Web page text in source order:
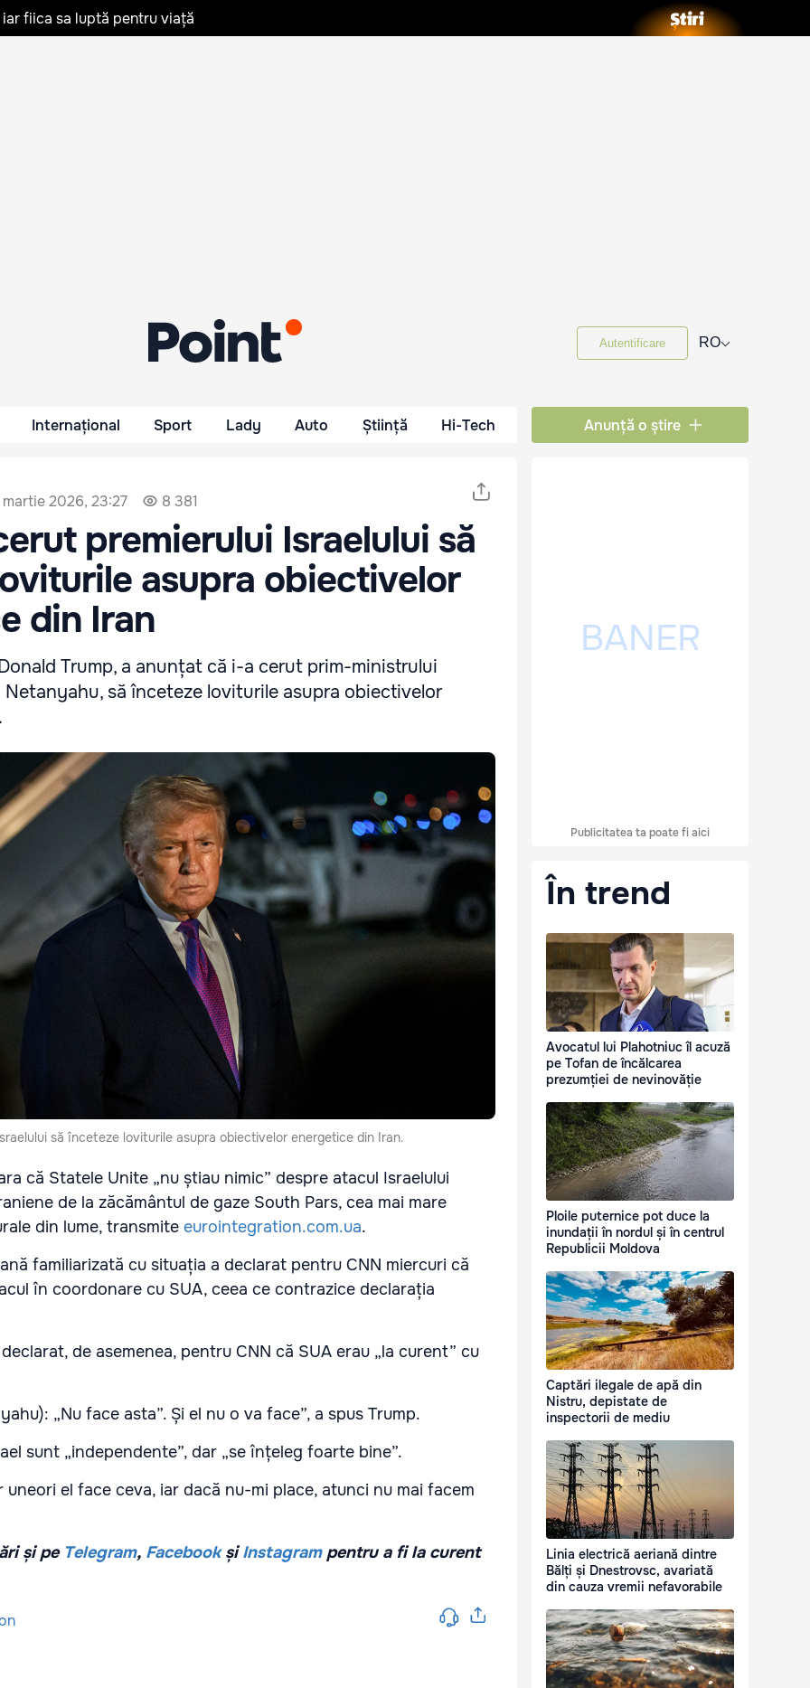
fiica sa luptă pentru viață
Autentificare RO⌵
Internațional Sport Lady Auto Știință Hi-Tech Anunță o știre
martie 2026, 23:27 8 381
premierului Israelului să
asupra obiectivelor
din Iran
Trump, a anunțat că i-a cerut prim-ministrului
Netanyahu, să înceteze loviturile asupra obiectivelor
să înceteze loviturile asupra obiectivelor energetice din Iran.
că Statele Unite „nu știau nimic” despre atacul Israelului
de la zăcământul de gaze South Pars, cea mai mare
din lume, transmite eurointegration.com.ua.
familiarizată cu situația a declarat pentru CNN miercuri că
în coordonare cu SUA, ceea ce contrazice declarația
de asemenea, pentru CNN că SUA erau „la curent” cu
„Nu face asta”. Și el nu o va face”, a spus Trump.
sunt „independente”, dar „se înțeleg foarte bine”.
uneori el face ceva, iar dacă nu-mi place, atunci nu mai facem
și pe Telegram, Facebook șiInstagrampentru a fi la curent
Publicitatea ta poate fi aici
În trend
Avocatul lui Plahotniuc îl acuză
pe Tofan de încălcarea
prezumției de nevinovăție
Ploile puternice pot duce la
inundații în nordul și în centrul
Republicii Moldova
Captări ilegale de apă din
Nistru, depistate de
inspectorii de mediu
Linia electrică aeriană dintre
Bălți și Dnestrovsc, avariată
din cauza vremii nefavorabile